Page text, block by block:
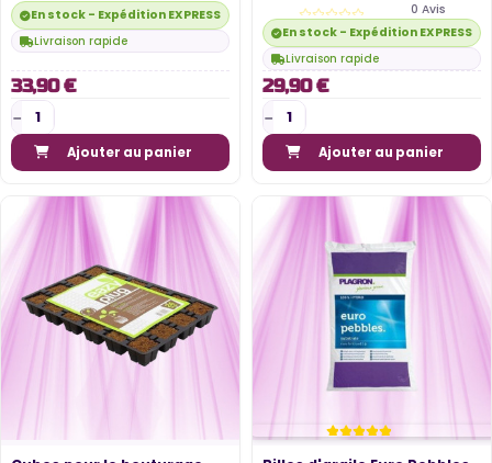
En stock - Expédition EXPRESS disponible
Livraison rapide
33,90 €
Ajouter au panier
0 Avis
En stock - Expédition EXPRESS
Livraison rapide
29,90 €
Ajouter au panier